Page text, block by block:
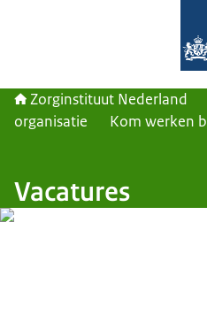
Zorginstituut Nederland
organisatie
Kom werken
Vacatures